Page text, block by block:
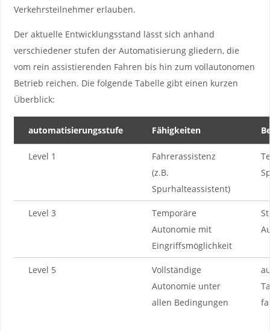
Verkehrsteilnehmer erlauben.
Der aktuelle Entwicklungsstand ⁢lässt sich anhand
verschiedener stufen der Automatisierung gliedern, die
‌vom rein assistierenden Fahren bis hin zum vollautonomen
Betrieb reichen. Die folgende Tabelle gibt einen kurzen
Überblick:
automatisierungsstufe Fähigkeiten
Level⁤ 1
Fahrerassistenz
(z.B.
Spurhalteassistent)
Level 3
Temporäre
Autonomie mit
Eingriffsmöglichkeit
Level 5
Vollständige
Autonomie unter
allen Bedingungen